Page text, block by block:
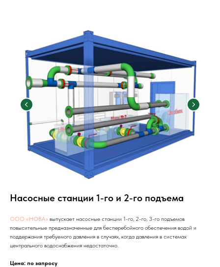
Насосные станции 1-го и 2-го подъема
ООО «НОВА» выпускает насосные станции 1-го, 2-го, 3-го подъемов
повысительные предназначенные для бесперебойного обеспечения водой и
поддержания требуемого давления в случаях, когда давления в системах
центрального водоснабжения недостаточно.
Цена: по запросу